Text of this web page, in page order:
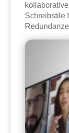
Schreibstile